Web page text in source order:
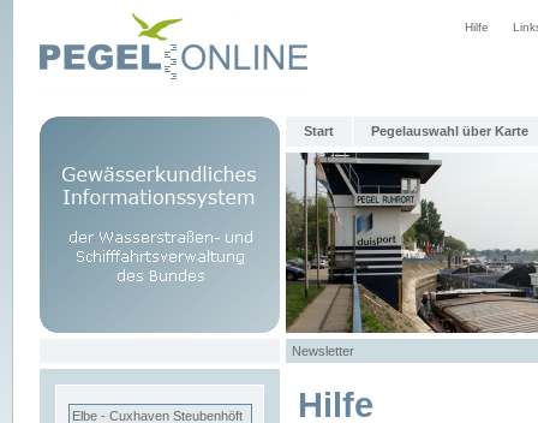
Hilfe
Start Pegelauswahl über Karte
Newsletter
Elbe - Cuxhaven Steubenhöft Hilfe